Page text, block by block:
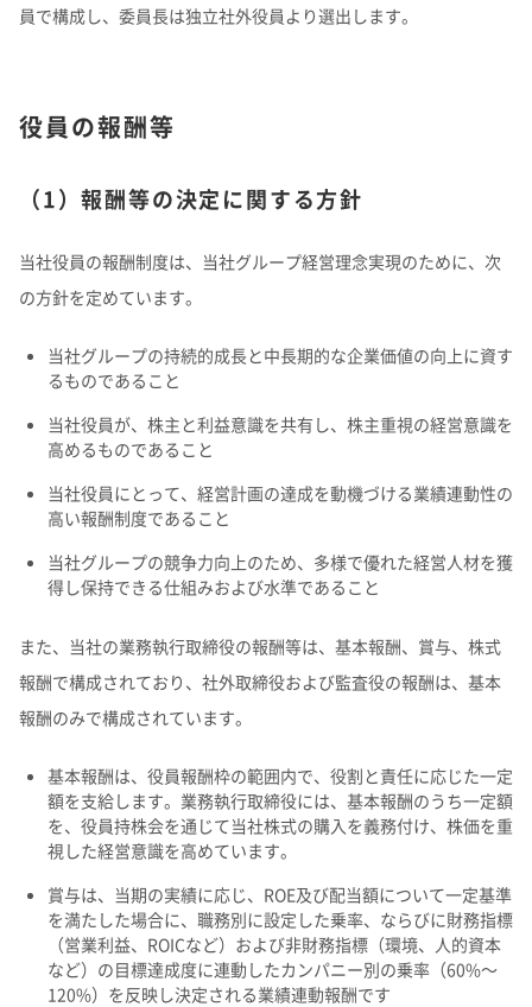
員で構成し、委員長は独立社外役員より選出します。
役員の報酬等
（1）報酬等の決定に関する方針
当社役員の報酬制度は、当社グループ経営理念実現のために、次
の方針を定めています。
当社グループの持続的成長と中長期的な企業価値の向上に資す
るものであること
当社役員が、株主と利益意識を共有し、株主重視の経営意識を
高めるものであること
当社役員にとって、経営計画の達成を動機づける業績連動性の
高い報酬制度であること
当社グループの競争力向上のため、多様で優れた経営人材を獲
得し保持できる仕組みおよび水準であること
また、当社の業務執行取締役の報酬等は、基本報酬、賞与、株式
報酬で構成されており、社外取締役および監査役の報酬は、基本
報酬のみで構成されています。
基本報酬は、役員報酬枠の範囲内で、役割と責任に応じた一定
額を支給します。業務執行取締役には、基本報酬のうち一定額
を、役員持株会を通じて当社株式の購入を義務付け、株価を重
視した経営意識を高めています。
賞与は、当期の実績に応じ、ROE及び配当額について一定基準
を満たした場合に、職務別に設定した乗率、ならびに財務指標
（営業利益、ROICなど）および非財務指標（環境、人的資本
など）の目標達成度に連動したカンパニー別の乗率（60%～
120%）を反映し決定される業績連動報酬です